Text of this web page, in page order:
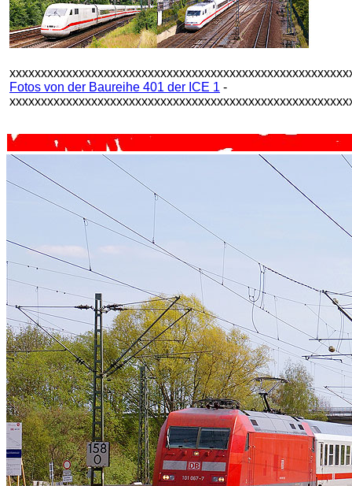
Fotos von der Baureihe 401 der ICE 1 -